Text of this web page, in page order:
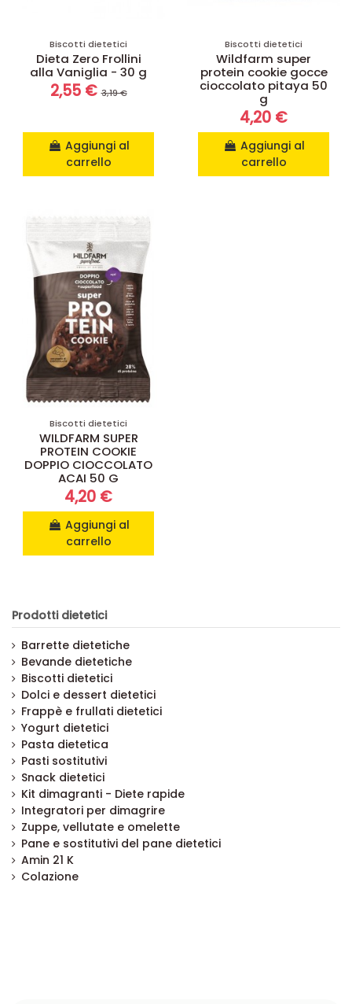
Biscotti dietetici
Dieta Zero Frollini
alla Vaniglia - 30 g
2,55 €3,19 €
Aggiungi al
carrello
Biscotti dietetici
Wildfarm super
protein cookie gocce
cioccolato pitaya 50
g
4,20 €
Aggiungi al
carrello
Biscotti dietetici
WILDFARM SUPER
PROTEIN COOKIE
DOPPIO CIOCCOLATO
ACAI 50 G
4,20 €
Aggiungi al
carrello
Prodotti dietetici
Barrette dietetiche
Bevande dietetiche
Biscotti dietetici
Dolci e dessert dietetici
Frappè e frullati dietetici
Yogurt dietetici
Pasta dietetica
Pasti sostitutivi
Snack dietetici
Kit dimagranti - Diete rapide
Integratori per dimagrire
Zuppe, vellutate e omelette
Pane e sostitutivi del pane dietetici
Amin 21 K
Colazione